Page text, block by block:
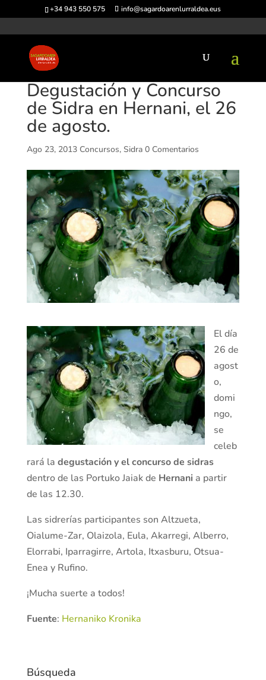
+34 943 550 575 info@sagardoarenlurraldea.eus
Degustación y Concurso
de Sidra en Hernani, el 26
de agosto.
Ago 23, 2013 Concursos, Sidra 0 Comentarios
El día
26 de
agost
o,
domi
ngo,
se
celeb
rará la degustación y el concurso de sidras
dentro de las Portuko Jaiak de Hernania partir
de las 12.30.
Las sidrerías participantes son Al­tzueta,
Oialume-Zar, Olai­­zola, Eula, Akarregi, Al­berro,
Elorrabi, Ipa­rra­girre, Artola, Itxasburu, Otsua-
Enea y Rufino.
¡Mucha suerte a todos!
Fuente: Hernaniko Kronika
Búsqueda